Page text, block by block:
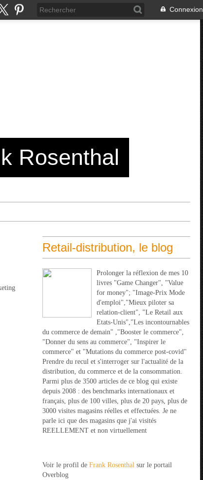
Connexion
Rosenthal
Retail-distribution, le blog
Prolonger la réflexion de mes 10
livres "Game Changer", "Value
for money"; "Image-Prix Mode
d'emploi","Mieux piloter sa
relation-client", "Le Retail aux
Etats-Unis","Les incontournables
du commerce de demain" ,"Booster le commerce",
"Donner du sens au commerce", "Inspirer le
commerce" et "Mutations du commerce post-covid"
Prendre du recul et s'interroger sur l'actualité de la
distribution, du commerce et de la consommation.
Parmi plus de 3500 articles de ce blog qui existe
depuis 2008 : des benchmarks internationaux et
français, plus de 100 villes, plus de 20 pays, plus de
3000 visites magasins réelles et effectuées. Je ne
parle ici que des magasins que j'ai visités
REELLEMENT et non virtuellement
Voir le profil de Frank Rosenthal sur le portail
Overblog